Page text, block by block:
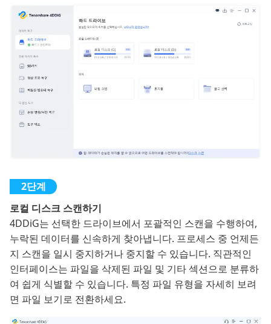
로컬 디스크 스캔하기
4DDiG는 선택한 드라이브에서 포괄적인 스캔을 수행하여,
누락된 데이터를 신속하게 찾아냅니다. 프로세스 중 언제든
지 스캔을 일시 중지하거나 중지할 수 있습니다. 직관적인
인터페이스는 파일을 삭제된 파일 및 기타 섹션으로 분류하
여 쉽게 식별할 수 있습니다. 특정 파일 유형을 자세히 보려
면 파일 보기로 전환하세요.